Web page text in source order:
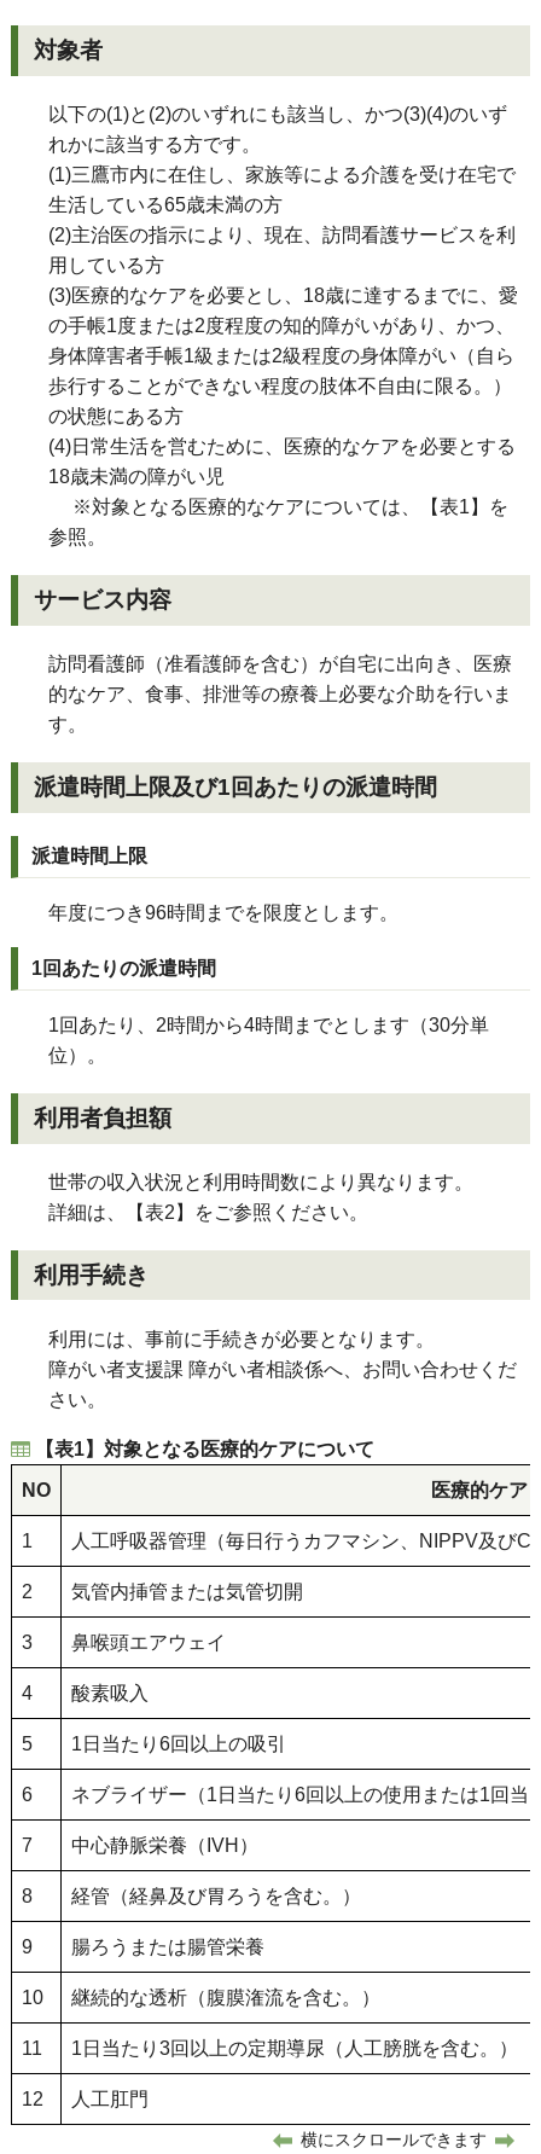
対象者
以下の(1)と(2)のいずれにも該当し、かつ(3)(4)のいず
れかに該当する方です。
(1)三鷹市内に在住し、家族等による介護を受け在宅で
生活している65歳未満の方
(2)主治医の指示により、現在、訪問看護サービスを利
用している方
(3)医療的なケアを必要とし、18歳に達するまでに、愛
の手帳1度または2度程度の知的障がいがあり、かつ、
身体障害者手帳1級または2級程度の身体障がい（自ら
歩行することができない程度の肢体不自由に限る。）
の状態にある方
(4)日常生活を営むために、医療的なケアを必要とする
18歳未満の障がい児
※対象となる医療的なケアについては、【表1】を
参照。
サービス内容
訪問看護師（准看護師を含む）が自宅に出向き、医療
的なケア、食事、排泄等の療養上必要な介助を行いま
す。
派遣時間上限及び1回あたりの派遣時間
派遣時間上限
年度につき96時間までを限度とします。
1回あたりの派遣時間
1回あたり、2時間から4時間までとします（30分単
位）。
利用者負担額
世帯の収入状況と利用時間数により異なります。
詳細は、【表2】をご参照ください。
利用手続き
利用には、事前に手続きが必要となります。
障がい者支援課 障がい者相談係へ、お問い合わせくだ
さい。
【表1】対象となる医療的ケアについて
NO
医療的ケア
1 人工呼吸器管理（毎日行うカフマシン、NIPPV及び
2 気管内挿管または気管切開
3 鼻喉頭エアウェイ
4 酸素吸入
5 1日当たり6回以上の吸引
6 ネブライザー（1日当たり6回以上の使用または1回
7 中心静脈栄養（IVH）
8 経管（経鼻及び胃ろうを含む。）
9 腸ろうまたは腸管栄養
10 継続的な透析（腹膜潅流を含む。）
11 1日当たり3回以上の定期導尿（人工膀胱を含む。）
12 人工肛門
横にスクロールできます